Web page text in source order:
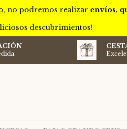
no podremos realizar envíos,
descubrimientos!